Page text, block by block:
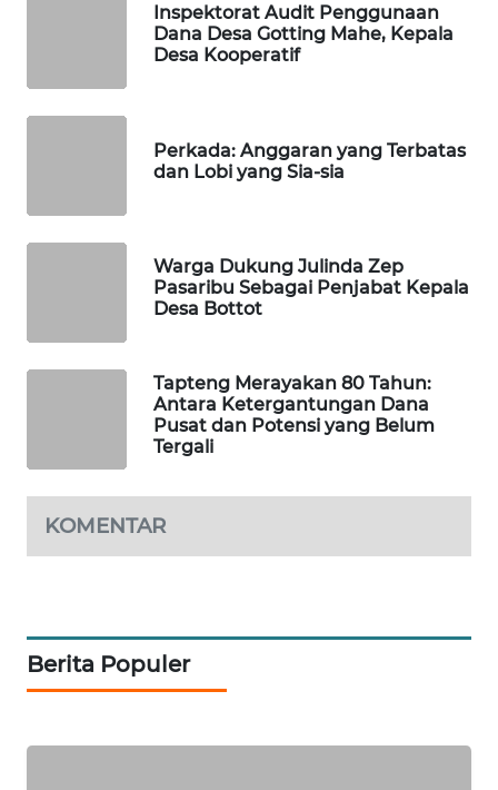
Inspektorat Audit Penggunaan
Dana Desa Gotting Mahe, Kepala
Desa Kooperatif
Perkada: Anggaran yang Terbatas
dan Lobi yang Sia-sia
Warga Dukung Julinda Zep
Pasaribu Sebagai Penjabat Kepala
Desa Bottot
Tapteng Merayakan 80 Tahun:
Antara Ketergantungan Dana
Pusat dan Potensi yang Belum
Tergali
KOMENTAR
Berita Populer
SIBARAGAS
NEWS
NEWS
METRO
MEDAN
METRO
JAKARTA
NEWS
KRT